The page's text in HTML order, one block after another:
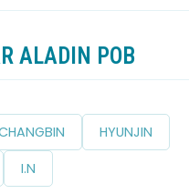
ALADIN POB
HYUNJIN
I.N